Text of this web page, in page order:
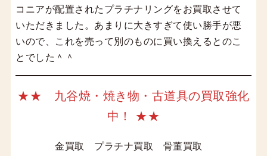
コニアが配置されたプラチナリングをお買取させて
いただきました。あまりに大きすぎて使い勝手が悪
いので、これを売って別のものに買い換えるとのこ
とでした＾＾
★★ 九谷焼・焼き物・古道具の買取強化
中！ ★★
金買取 プラチナ買取 骨董買取